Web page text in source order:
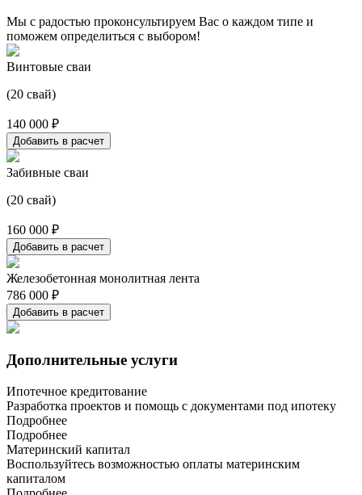
Мы с радостью проконсультируем Вас о каждом типе и
поможем определиться с выбором!
Винтовые сваи
(20 свай)
140 000 ₽
Добавить в расчет
Забивные сваи
(20 свай)
160 000 ₽
Добавить в расчет
Железобетонная монолитная лента
786 000 ₽
Добавить в расчет
Дополнительные услуги
Ипотечное кредитование
Разработка проектов и помощь с документами под ипотеку
Подробнее
Подробнее
Материнский капитал
Воспользуйтесь возможностью оплаты материнским
капиталом